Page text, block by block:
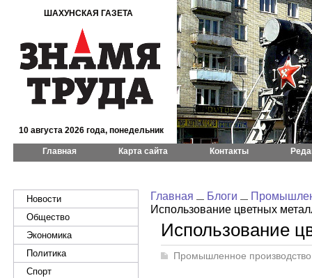
ШАХУНСКАЯ ГАЗЕТА
10 августа 2026 года, понедельник
Главная Карта сайта Контакты
Новости
Общество
Экономика
Политика
Спорт
Главная Блоги
Использование цветных
Использование
Промышленное производство